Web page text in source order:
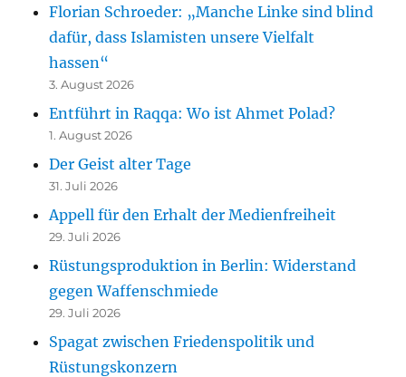
Florian Schroeder: „Manche Linke sind blind
dafür, dass Islamisten unsere Vielfalt
hassen“
3. August 2026
Entführt in Raqqa: Wo ist Ahmet Polad?
1. August 2026
Der Geist alter Tage
31. Juli 2026
Appell für den Erhalt der Medienfreiheit
29. Juli 2026
Rüstungsproduktion in Berlin: Widerstand
gegen Waffenschmiede
29. Juli 2026
Spagat zwischen Friedenspolitik und
Rüstungskonzern